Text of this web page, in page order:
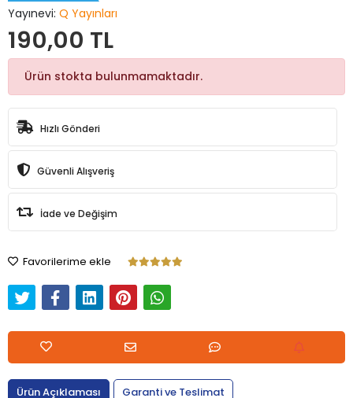
Yayınevi: Q Yayınları
190,00 TL
Ürün stokta bulunmamaktadır.
Hızlı Gönderi
Güvenli Alışveriş
İade ve Değişim
Favorilerime ekle
Ürün Açıklaması
Garanti ve Teslimat